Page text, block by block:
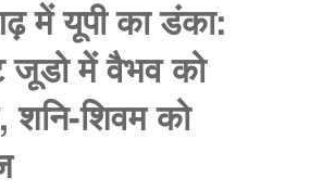
में यूपी का डंका:
में वैभव को
शनि-शिवम को